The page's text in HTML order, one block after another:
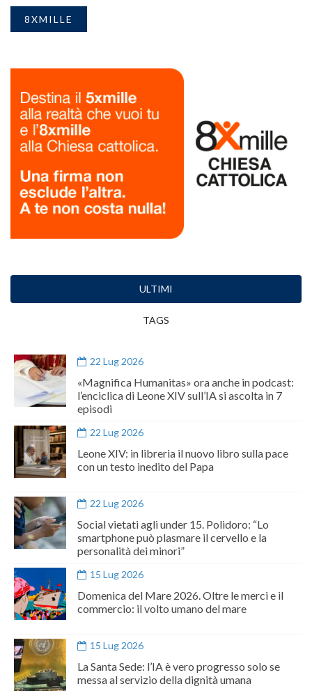
8XMILLE
ULTIMI
TAGS
22 Lug 2026
«Magnifica Humanitas» ora anche in podcast:
l’enciclica di Leone XIV sull’IA si ascolta in 7
episodi
22 Lug 2026
Leone XIV: in libreria il nuovo libro sulla pace
con un testo inedito del Papa
22 Lug 2026
Social vietati agli under 15. Polidoro: “Lo
smartphone può plasmare il cervello e la
personalità dei minori”
15 Lug 2026
Domenica del Mare 2026. Oltre le merci e il
commercio: il volto umano del mare
15 Lug 2026
La Santa Sede: l’IA è vero progresso solo se
messa al servizio della dignità umana